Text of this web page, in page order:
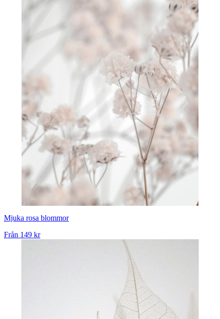
Mjuka rosa blommor
Från 149 kr